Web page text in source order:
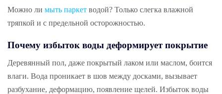
Можно ли мыть паркет водой? Только слегка влажной
тряпкой и с предельной осторожностью.
Почему избыток воды деформирует покрытие
Деревянный пол, даже покрытый лаком или маслом, боится
влаги. Вода проникает в шов между досками, вызывает
разбухание, деформацию, появление щелей. Избыток воды